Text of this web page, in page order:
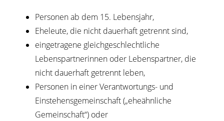
Personen ab dem 15. Lebensjahr,
Eheleute, die nicht dauerhaft getrennt sind,
eingetragene gleichgeschlechtliche
Lebenspartnerinnen oder Lebenspartner, die
nicht dauerhaft getrennt leben,
Personen in einer Verantwortungs- und
Einstehensgemeinschaft („eheähnliche
Gemeinschaft“) oder